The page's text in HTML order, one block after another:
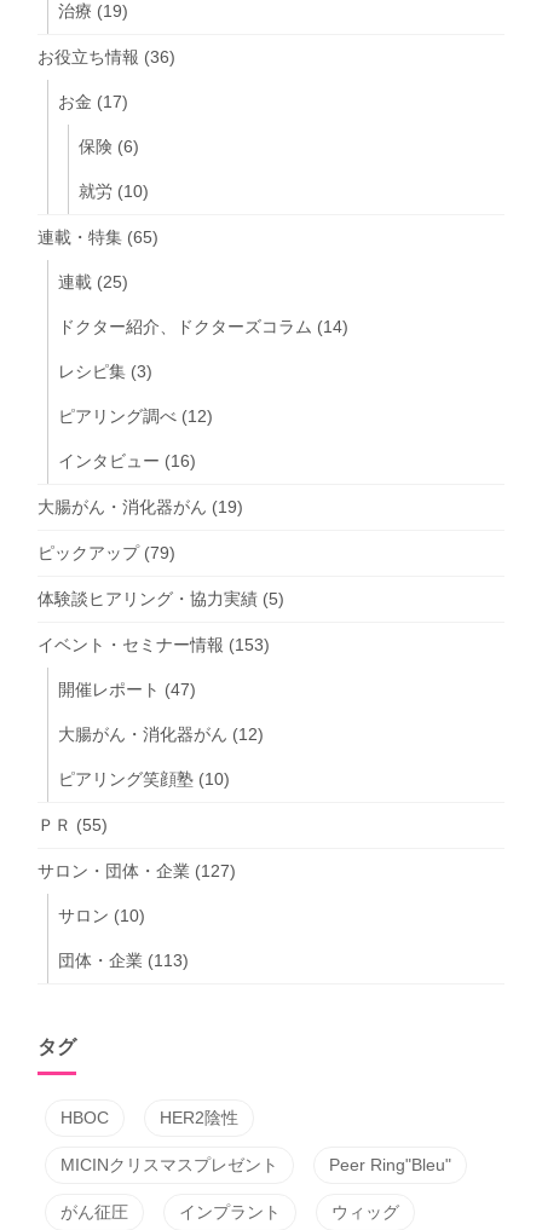
治療 (19)
お役立ち情報 (36)
お金 (17)
保険 (6)
就労 (10)
連載・特集 (65)
連載 (25)
ドクター紹介、ドクターズコラム (14)
レシピ集 (3)
ピアリング調べ (12)
インタビュー (16)
大腸がん・消化器がん (19)
ピックアップ(79)
体験談ヒアリング・協力実績 (5)
イベント・セミナー情報 (153)
開催レポート (47)
大腸がん・消化器がん (12)
ピアリング笑顔塾 (10)
ＰＲ (55)
サロン・団体・企業 (127)
サロン (10)
団体・企業 (113)
タグ
HBOC HER2陰性
MICINクリスマスプレゼント Peer Ring"Bleu"
がん征圧 インプラント ウィッグ